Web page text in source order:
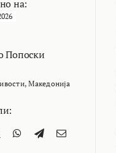
на:
Попоски
,Македонија